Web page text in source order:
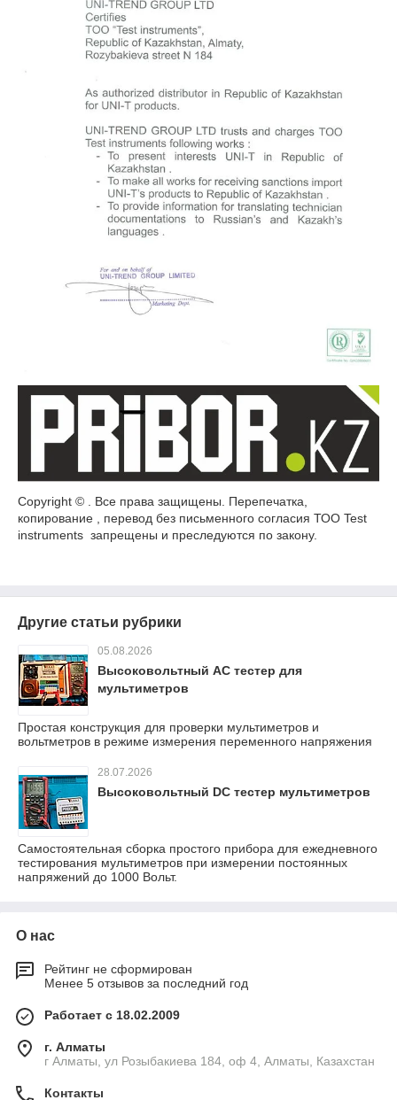
Copyright © . Все права защищены. Перепечатка,
копирование , перевод без письменного согласия ТОО Test
instruments запрещены и преследуются по закону.
Другие статьи рубрики
05.08.2026
Высоковольтный AC тестер для
мультиметров
Простая конструкция для проверки мультиметров и
вольтметров в режиме измерения переменного напряжения
28.07.2026
Высоковольтный DC тестер мультиметров
Самостоятельная сборка простого прибора для ежедневного
тестирования мультиметров при измерении постоянных
напряжений до 1000 Вольт.
О нас
Рейтинг не сформирован
Менее 5 отзывов за последний год
Работает с 18.02.2009
г. Алматы
г Алматы, ул Розыбакиева 184, оф 4, Алматы, Казахстан
Контакты